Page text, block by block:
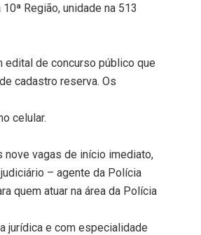
Região, unidade na 513
edital de concurso público que
cadastro reserva. Os
celular.
vagas de início imediato,
– agente da Polícia
quem atuar na área da Polícia
jurídica e com especialidade